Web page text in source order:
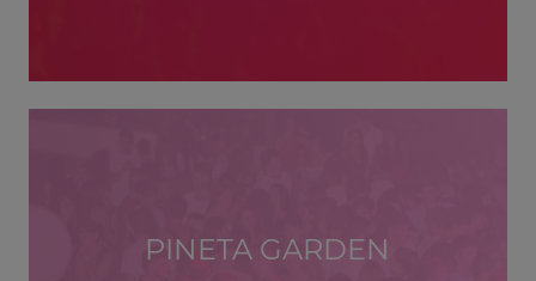
PINETA GARDEN